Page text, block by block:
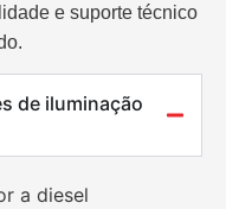
e suporte técnico
de iluminação
a diesel